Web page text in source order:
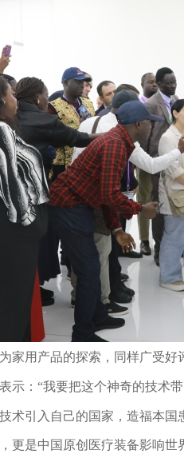
家用产品的探索，同样广受
示： “我要把这个神奇的技术
术引入自己的国家，造福本国
更是中国原创医疗装备影响世